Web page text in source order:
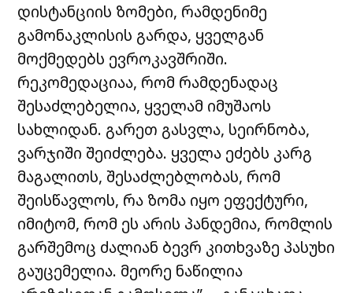
დისტანციის ზომები, რამდენიმე
გამონაკლისის გარდა, ყველგან
მოქმედებს ევროკავშრიში.
რეკომედაციაა, რომ რამდენადაც
შესაძლებელია, ყველამ იმუშაოს
სახლიდან. გარეთ გასვლა, სეირნობა,
ვარჯიში შეიძლება. ყველა ეძებს კარგ
მაგალითს, შესაძლებლობას, რომ
შეისწავლოს, რა ზომა იყო ეფექტური,
იმიტომ, რომ ეს არის პანდემია, რომლის
გარშემოც ძალიან ბევრ კითხვაზე პასუხი
გაუცემელია. მეორე ნაწილია